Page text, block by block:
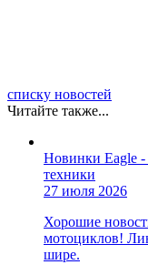
списку новостей
Читайте также...
Новинки Eagle -
техники
27 июля 2026
Хорошие
мотоциклов!
шире.